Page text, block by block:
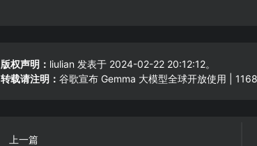
版权声明： liulian 发表于 2024-02-22 20:12:12。
转载请注明： 谷歌宣布 Gemma 大模型全球开放使用 |
上一篇